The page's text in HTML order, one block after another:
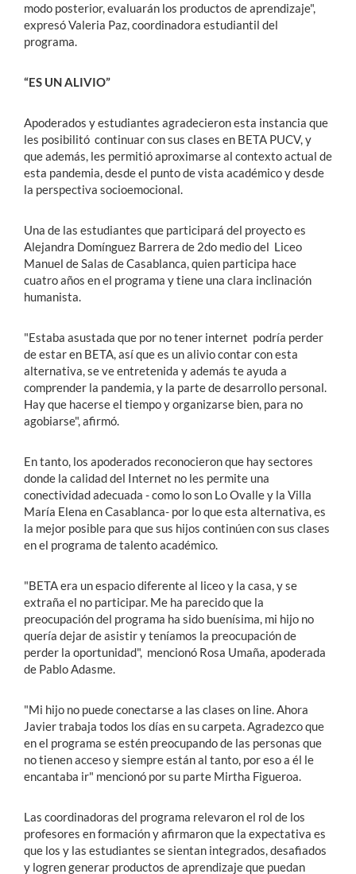
modo posterior, evaluarán los productos de aprendizaje",
expresó Valeria Paz, coordinadora estudiantil del
programa.
“ES UN ALIVIO”
Apoderados y estudiantes agradecieron esta instancia que
les posibilitó continuar con sus clases en BETA PUCV, y
que además, les permitió aproximarse al contexto actual de
esta pandemia, desde el punto de vista académico y desde
la perspectiva socioemocional.
Una de las estudiantes que participará del proyecto es
Alejandra Domínguez Barrera de 2do medio del Liceo
Manuel de Salas de Casablanca, quien participa hace
cuatro años en el programa y tiene una clara inclinación
humanista.
"Estaba asustada que por no tener internet podría perder
de estar en BETA, así que es un alivio contar con esta
alternativa, se ve entretenida y además te ayuda a
comprender la pandemia, y la parte de desarrollo personal.
Hay que hacerse el tiempo y organizarse bien, para no
agobiarse", afirmó.
En tanto, los apoderados reconocieron que hay sectores
donde la calidad del Internet no les permite una
conectividad adecuada - como lo son Lo Ovalle y la Villa
María Elena en Casablanca- por lo que esta alternativa, es
la mejor posible para que sus hijos continúen con sus clases
en el programa de talento académico.
"BETA era un espacio diferente al liceo y la casa, y se
extraña el no participar. Me ha parecido que la
preocupación del programa ha sido buenísima, mi hijo no
quería dejar de asistir y teníamos la preocupación de
perder la oportunidad", mencionó Rosa Umaña, apoderada
de Pablo Adasme.
"Mi hijo no puede conectarse a las clases on line. Ahora
Javier trabaja todos los días en su carpeta. Agradezco que
en el programa se estén preocupando de las personas que
no tienen acceso y siempre están al tanto, por eso a él le
encantaba ir" mencionó por su parte Mirtha Figueroa.
Las coordinadoras del programa relevaron el rol de los
profesores en formación y afirmaron que la expectativa es
que los y las estudiantes se sientan integrados, desafiados
y logren generar productos de aprendizaje que puedan